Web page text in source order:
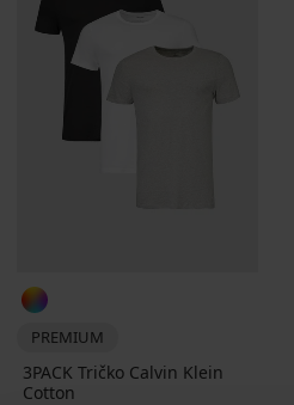
PREMIUM
3PACK Tričko Calvin Klein
Cotton